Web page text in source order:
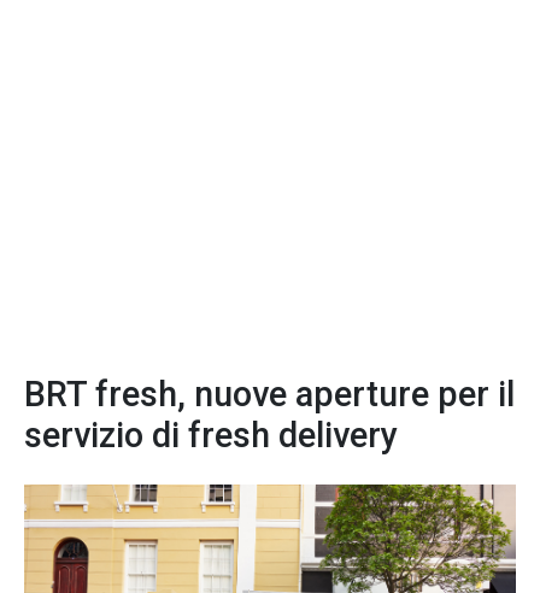
BRT fresh, nuove aperture per il
servizio di fresh delivery